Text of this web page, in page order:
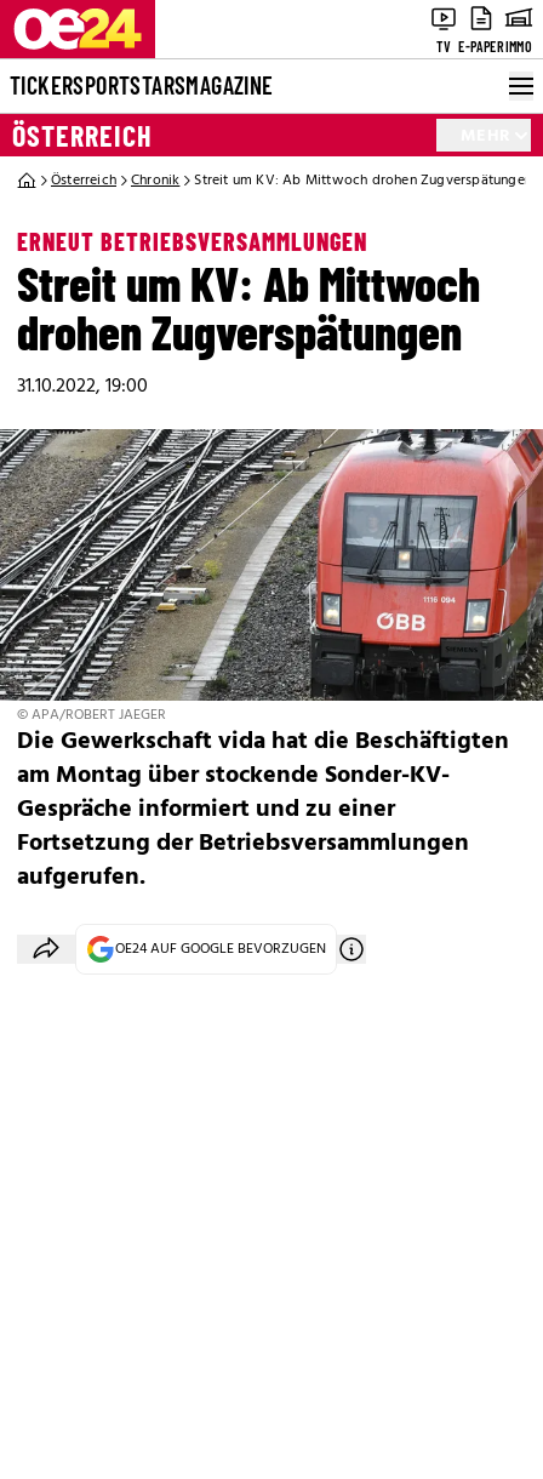
TV E-PAPERIMMO
TICKERSPORTSTARSMAGAZINE
ÖSTERREICH
Österreich Chronik Streit um KV: Ab Mittwoch drohen Zugverspätungen
ERNEUT BETRIEBSVERSAMMLUNGEN
Streit um KV: Ab Mittwoch
drohen Zugverspätungen
31.10.2022, 19:00
© APA/ROBERT JAEGER
Die Gewerkschaft vida hat die Beschäftigten
am Montag über stockende Sonder-KV-
Gespräche informiert und zu einer
Fortsetzung der Betriebsversammlungen
aufgerufen.
OE24 AUF GOOGLE BEVORZUGEN